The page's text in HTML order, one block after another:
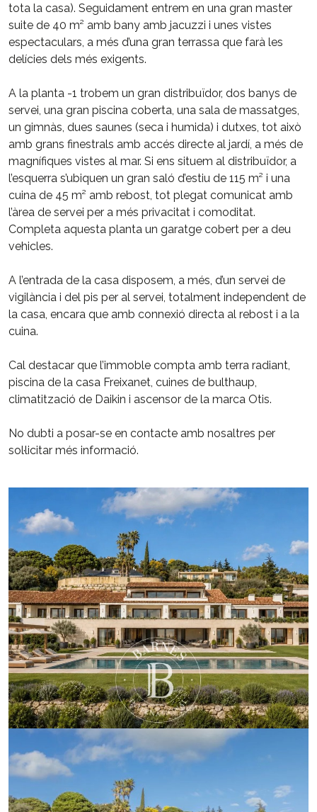
tota la casa). Seguidament entrem en una gran master
suite de 40 m² amb bany amb jacuzzi i unes vistes
espectaculars, a més d’una gran terrassa que farà les
delícies dels més exigents.
A la planta -1 trobem un gran distribuïdor, dos banys de
servei, una gran piscina coberta, una sala de massatges,
un gimnàs, dues saunes (seca i humida) i dutxes, tot això
amb grans finestrals amb accés directe al jardí, a més de
magnífiques vistes al mar. Si ens situem al distribuïdor, a
l’esquerra s’ubiquen un gran saló d’estiu de 115 m² i una
cuina de 45 m² amb rebost, tot plegat comunicat amb
l’àrea de servei per a més privacitat i comoditat.
Completa aquesta planta un garatge cobert per a deu
vehicles.
A l’entrada de la casa disposem, a més, d’un servei de
vigilància i del pis per al servei, totalment independent de
la casa, encara que amb connexió directa al rebost i a la
cuina.
Cal destacar que l’immoble compta amb terra radiant,
piscina de la casa Freixanet, cuines de bulthaup,
climatització de Daikin i ascensor de la marca Otis.
No dubti a posar-se en contacte amb nosaltres per
sol·licitar més informació.